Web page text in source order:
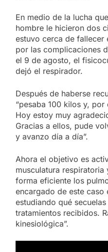
En medio de la lucha
hombre le hicieron dos
estuvo cerca de fallecer
por las complicaciones
el 9 de agosto, el
dejó el respirador.
Después de haberse
“pesaba 100 kilos y,
Hoy estoy muy
Gracias a ellos, pude
y avanzo día a día”.
Ahora el objetivo es
musculatura
forma eficiente los
encargado de este caso
estudiando qué
tratamientos recibidos.
kinesiológica”.